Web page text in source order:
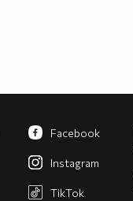
Facebook
Instagram
TikTok